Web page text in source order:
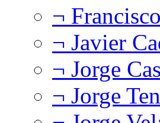
¬
¬ Javier
¬ Jorge
¬ Jorge